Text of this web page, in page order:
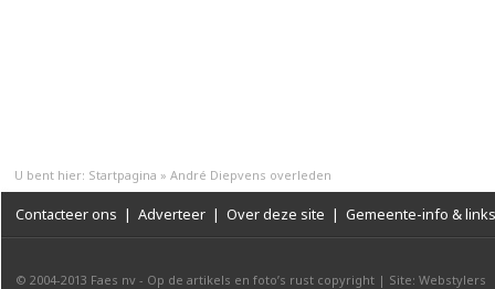
U bent hier: Startpagina » André Diepvens overleden
Contacteer ons | Adverteer | Over deze site | Gemeente-info & links
© 2004-2013 Faes nv - Op de artikels en foto’s rust copyright | Site: Webstylers